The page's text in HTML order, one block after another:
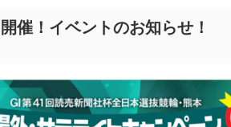
催！イベントのお知らせ！